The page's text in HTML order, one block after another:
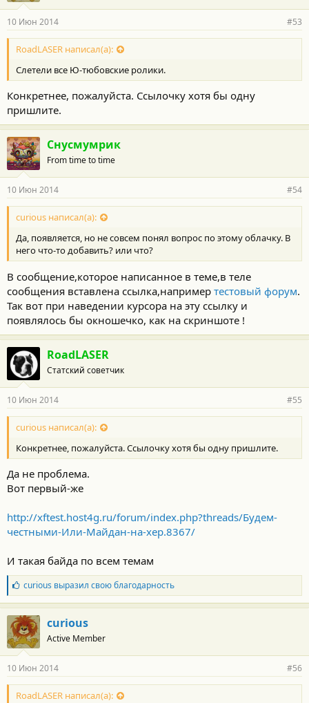
10 Июн 2014 #53
RoadLASER написал(а):
Слетели все Ю-тюбовские ролики.
Конкретнее, пожалуйста. Ссылочку хотя бы одну
пришлите.
Снусмумрик
From time to time
10 Июн 2014 #54
curious написал(а):
Да, появляется, но не совсем понял вопрос по этому облачку. В
него что-то добавить? или что?
В сообщение,которое написанное в теме,в теле
сообщения вставлена ссылка,например тестовый форум.
Так вот при наведении курсора на эту ссылку и
появлялось бы окношечко, как на скриншоте !
RoadLASER
Статский советчик
10 Июн 2014 #55
curious написал(а):
Конкретнее, пожалуйста. Ссылочку хотя бы одну пришлите.
Да не проблема.
Вот первый-же
http://xftest.host4g.ru/forum/index.php?threads/Будем-
честными-Или-Майдан-на-хер.8367/
И такая байда по всем темам
Б
л
а
г
о
д
а
н
о
с
curious выразил свою благодарность
curious
Active Member
10 Июн 2014 #56
RoadLASER написал(а):